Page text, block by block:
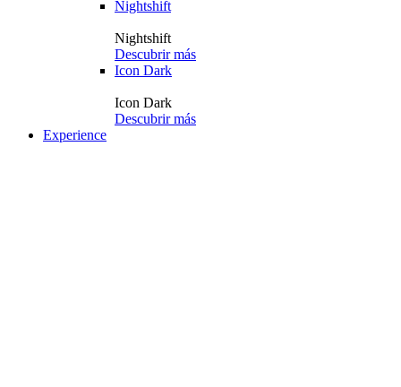
Nightshift
Nightshift
Descubrir más
Icon Dark
Icon Dark
Descubrir más
Experience